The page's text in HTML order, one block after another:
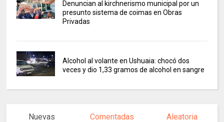
Denuncian al kirchnerismo municipal por un
presunto sistema de coimas en Obras
Privadas
Alcohol al volante en Ushuaia: chocó dos
veces y dio 1,33 gramos de alcohol en sangre
Nuevas Comentadas Aleatoria